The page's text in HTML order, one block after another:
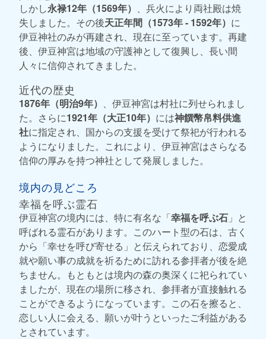
しかし永禄12年（1569年） 、兵火により両社殿は焼
失しました。その後天正年間（1573年 - 1592年） に
伊豆神社のみが再建され、現在に至っています。再建
後、伊豆神宮は地域の守護神として復興し、長い間
人々に信仰されてきました。
近代の歴史
1876年（明治9年） 、伊豆神宮は村社に列せられまし
た。さらに1921年（大正10年） には神饌幣帛料供進
社に指定され、国からの支援を受けて祭祀が行われる
ようになりました。これにより、伊豆神宮はさらなる
信仰の厚みを持つ神社として発展しました。
境内の見どころ
幸福を呼ぶ霊石
伊豆神宮の境内には、特に有名な「幸福を呼ぶ石 」と
呼ばれる霊石があります。このハート型の石は、古く
から「幸せを呼び寄せる」と伝えられており、恋愛成
就や願い事の成就を祈るために訪れる参拝者が後を絶
ちません。もともとは境内の森の奥深くに祀られてい
ましたが、現在の場所に移され、参拝者が直接触れる
ことができるようになっています。この石を擦ると、
恋しい人に会える、願いが叶うといったご利益がある
とされています。